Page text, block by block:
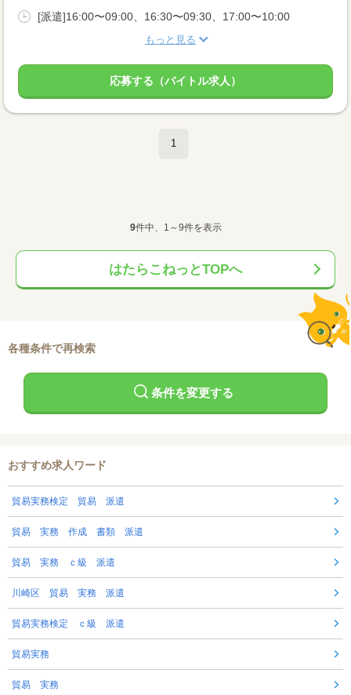
[派遣]16:00〜09:00、16:30〜09:30、17:00〜10:00
もっと見る
応募する（バイトル求人）
1
9件中、1～9件を表示
はたらこねっとTOPへ
各種条件で再検索
条件を変更する
おすすめ求人ワード
貿易実務検定 貿易 派遣
貿易 実務 作成 書類 派遣
貿易 実務 ｃ級 派遣
川崎区 貿易 実務 派遣
貿易実務検定 ｃ級 派遣
貿易実務
貿易 実務